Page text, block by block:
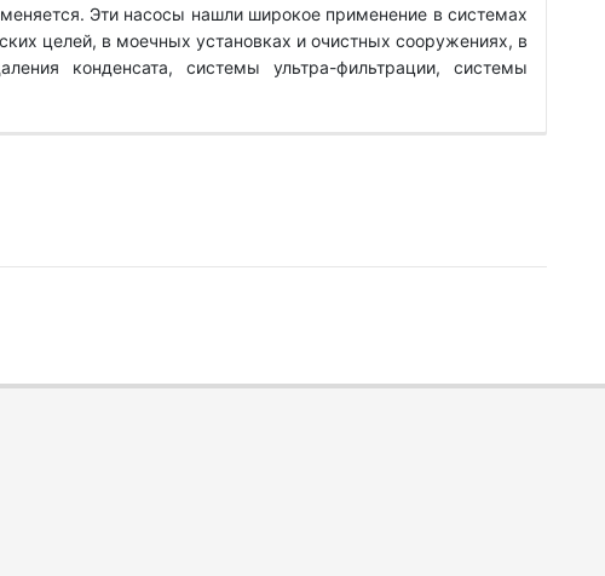
Эти насосы нашли широкое применение в системах
целей, в моечных установках и очистных сооружениях, в
конденсата, системы ультра-фильтрации, системы